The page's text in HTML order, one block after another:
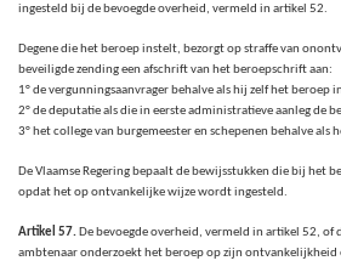
ingesteld bij de bevoegde overheid, vermeld in artikel 52.
Degene die het beroep instelt, bezorgt op straffe van
beveiligde zending een afschrift van het beroepschrift aan:
1° de vergunningsaanvrager behalve als hij zelf het beroep
2° de deputatie als die in eerste administratieve aanleg de
3° het college van burgemeester en schepenen behalve als
De Vlaamse Regering bepaalt de bewijsstukken die bij het
opdat het op ontvankelijke wijze wordt ingesteld.
Artikel 57. De bevoegde overheid, vermeld in artikel 52, of
ambtenaar onderzoekt het beroep op zijn ontvankelijkheid